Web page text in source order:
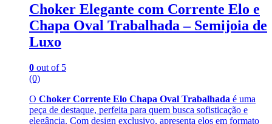
Choker Elegante com Corrente Elo e
Chapa Oval Trabalhada – Semijoia de
Luxo
0 out of 5
(0)
O Choker Corrente Elo Chapa Oval Trabalhada é uma
peça de destaque, perfeita para quem busca sofisticação e
elegância. Com design exclusivo, apresenta elos em formato